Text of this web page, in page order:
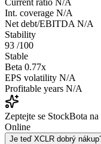
Current ratio N/A
Int. coverage N/A
Net debt/EBITDA N/A
Stability
93 /100
Stable
Beta 0.77x
EPS volatility N/A
Profitable years N/A
Zeptejte se StockBota
Online
Je teď XCLR dobrý